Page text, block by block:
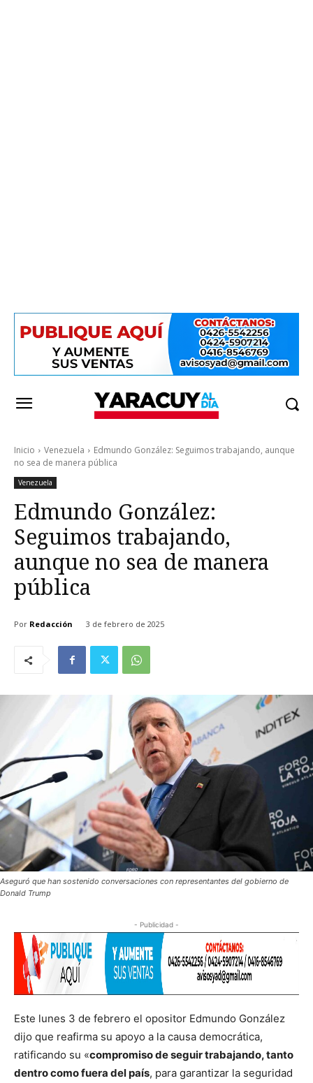
Inicio Venezuela
Edmundo González: Seguimos trabajando, aunque
no sea de manera pública
Venezuela
Edmundo González:
Seguimos trabajando,
aunque no sea de manera
pública
Por Redacción 3 de febrero de 2025
Aseguró que han sostenido conversaciones con representantes del gobierno de
Donald Trump
- Publicidad -
Este lunes 3 de febrero el opositor Edmundo González
dijo que reafirma su apoyo a la causa democrática,
ratificando su «compromiso de seguir trabajando, tanto
dentro como fuera del país, para garantizar la seguridad